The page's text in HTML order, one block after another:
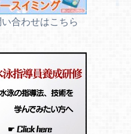
合わせはこちら